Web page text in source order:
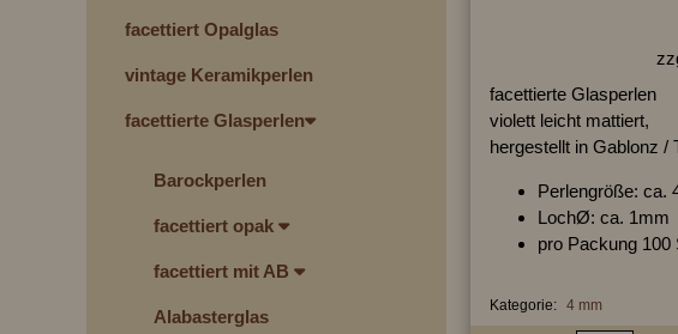
facettiert Opalglas
vintage Keramikperlen
facettierte Glasperlen
Barockperlen
facettiert opak
facettiert mit AB
Alabasterglas
facettierte Glasperlen
violett leicht mattiert,
hergestellt in Gablonz /
Perlengröße: ca.
LochØ: ca. 1mm
pro Packung 100
Kategorie: 4 mm